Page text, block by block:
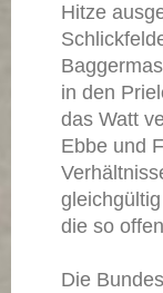
Hitze
in den
das Watt
Ebbe und
die so
Die